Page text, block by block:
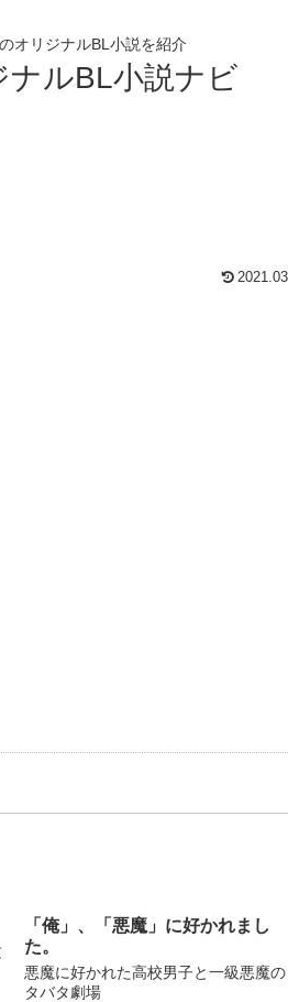
オリジナルBL小説を紹介
ナルBL小説ナビ
「俺」、「悪魔」に好かれまし
た。
悪魔に好かれた高校男子と一級悪魔の
タバタ劇場